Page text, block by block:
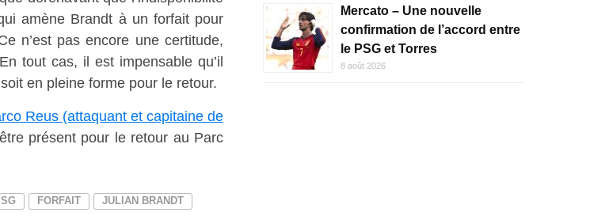
amène Brandt à un forfait pour
n’est pas encore une certitude,
tout cas, il est impensable qu’il
en pleine forme pour le retour.
Reus (attaquant et capitaine de
présent pour le retour au Parc
FORFAIT
JULIAN BRANDT
Mercato – Une nouvelle
confirmation de l’accord entre
le PSG et Torres
8 août 2026